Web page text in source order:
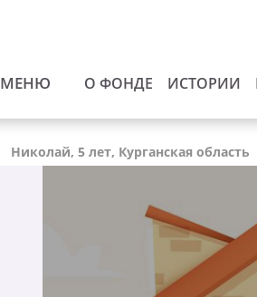
МЕНЮ О ФОНДЕ ИСТОРИИ
Николай, 5 лет, Курганская область